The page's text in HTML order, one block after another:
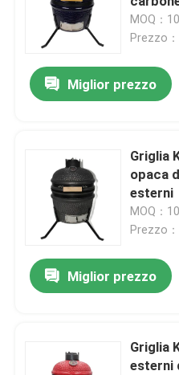
MOQ：
Prezzo
Miglior prezzo
Griglia
opaca
esterni
MOQ：
Prezzo
Miglior prezzo
Griglia
esterni